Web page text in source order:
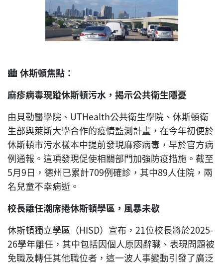
🏙️ 休斯頓焦點：
麻疹病毒現蹤休斯頓污水 ， 揭示公共衛生隱憂
由貝勒醫學院、UTHealth公共衛生學院、休斯頓衛
生部與萊斯大學合作的疫情監測計畫，在今年初便於
休斯頓市污水樣本中提前發現麻疹病毒，早於官方病
例通報。這項發現促使相關部門加強防疫措施。截至
5月9日，德州已累計709例確診，其中89人住院，兩
名兒童不幸病逝。
校長離任潮席捲休斯頓學區 ， 風暴未歇
休斯頓獨立學區（HISD）宣布，21位校長將於2025-
26學年離任，其中包括因個人原因辭職、表現問題被
免職及轉任其他職位者，這一波人事變動引發了廣泛